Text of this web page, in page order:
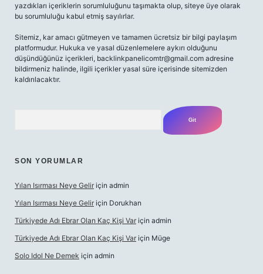
yazdıkları içeriklerin sorumluluğunu taşımakta olup, siteye üye olarak
bu sorumluluğu kabul etmiş sayılırlar.
Sitemiz, kar amacı gütmeyen ve tamamen ücretsiz bir bilgi paylaşım
platformudur. Hukuka ve yasal düzenlemelere aykırı olduğunu
düşündüğünüz içerikleri, backlinkpanelicomtr@gmail.com adresine
bildirmeniz halinde, ilgili içerikler yasal süre içerisinde sitemizden
kaldırılacaktır.
SON YORUMLAR
Yılan Isırması Neye Gelir için admin
Yılan Isırması Neye Gelir için Dorukhan
Türkiyede Adı Ebrar Olan Kaç Kişi Var için admin
Türkiyede Adı Ebrar Olan Kaç Kişi Var için Müge
Solo Idol Ne Demek için admin